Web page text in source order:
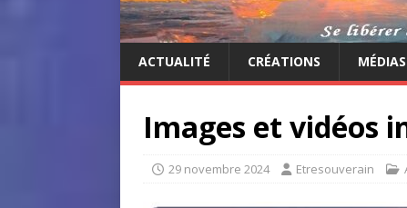
ACTUALITÉ CRÉATIONS MÉDIAS
Images et vidéos
29 novembre 2024 Etresouverain